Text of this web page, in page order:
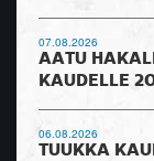
07.08.2026
AATU
KAUDELLE
06.08.2026
TUUKKA